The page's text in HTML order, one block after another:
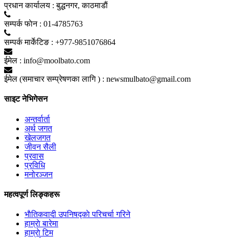
प्रधान कार्यालय : बुद्धनगर, काठमाडाैं
सम्पर्क फाेन : 01-4785763
सम्पर्क मार्केटिङ : +977-9851076864
ईमेल : info@moolbato.com
ईमेल (समाचार सम्प्रेषणका लागि ) : newsmulbato@gmail.com
साइट नेभिगेसन
अन्तर्वार्ता
अर्थ जगत
खेलजगत
जीवन सैली
प्रवास
प्रविधि
मनोरञ्जन
महत्वपूर्ण लिङ्कहरू
भाैतिकवादी उपनिषद्काे परिचर्चा गरिने
हाम्राे बारेमा
हाम्राे टिम